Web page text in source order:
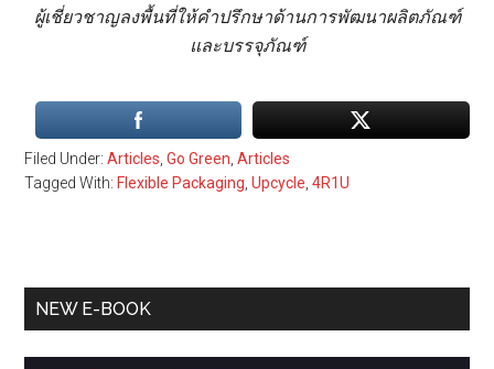
ผู้เชี่ยวชาญลงพื้นที่ให้คำปรึกษาด้านการพัฒนาผลิตภัณฑ์
และบรรจุภัณฑ์
Filed Under:Articles ,Go Green ,Articles
Tagged With: Flexible Packaging ,Upcycle ,4R1U
Primary
NEW E-BOOK